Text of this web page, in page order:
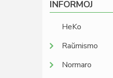
INFORMOJ
HeKo
Raŭmismo
Normaro